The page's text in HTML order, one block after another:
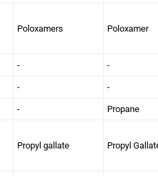
Poloxamers Poloxamer
- -
- -
- Propane
Propyl gallate Propyl